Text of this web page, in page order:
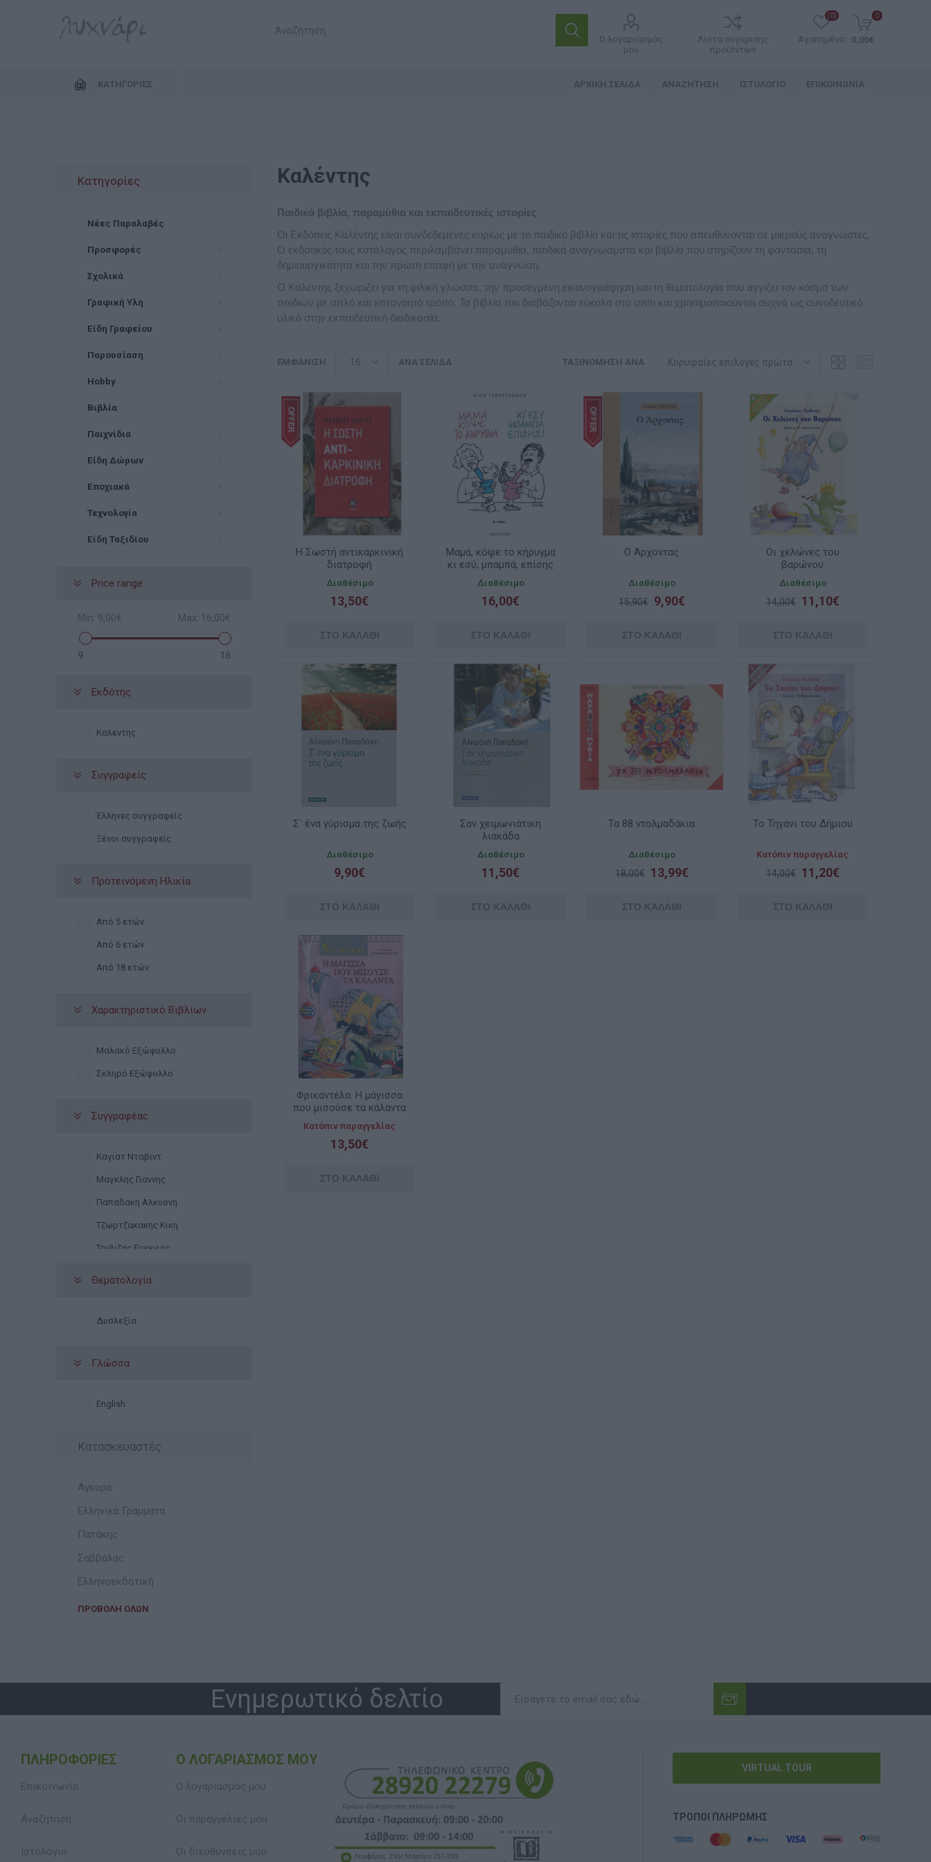
Ο λογαριασμός
μου
Λίστα σύγκρισης
προϊόντων
Αγαπημένα
(0) 0
0,00€
ΚΑΤΗΓΟΡΊΕΣ ΑΡΧΙΚΉ ΣΕΛΊΔΑ ΑΝΑΖΉΤΗΣΗ ΙΣΤΟΛΌΓΙΟ ΕΠΙΚΟΙΝΩΝΊΑ
Καλέντης
Παιδικά βιβλία, παραμύθια και εκπαιδευτικές ιστορίες
Οι Εκδόσεις Καλέντης είναι συνδεδεμένες κυρίως με το παιδικό βιβλίο και τις ιστορίες που απευθύνονται σε μικρούς αναγνώστες.
Ο εκδοτικός τους κατάλογος περιλαμβάνει παραμύθια, παιδικά αναγνώσματα και βιβλία που στηρίζουν τη φαντασία, τη
δημιουργικότητα και την πρώτη επαφή με την ανάγνωση.
Ο Καλέντης ξεχωρίζει για τη φιλική γλώσσα, την προσεγμένη εικονογράφηση και τη θεματολογία που αγγίζει τον κόσμο των
παιδιών με απλό και κατανοητό τρόπο. Τα βιβλία του διαβάζονται εύκολα στο σπίτι και χρησιμοποιούνται συχνά ως συνοδευτικό
υλικό στην εκπαιδευτική διαδικασία.
ΤΑΞΙΝΌΜΗΣΗ ΑΝΆ
ΕΜΦΆΝΙΣΗ ΑΝΆ ΣΕΛΊΔΑ
Η Σωστή αντικαρκινική
διατροφή
Διαθέσιμο
13,50€
Μαμά, κόψε το κήρυγμα
κι εσύ, μπαμπά, επίσης
B΄τόμος
Διαθέσιμο
16,00€
Ο Άρχοντας
Διαθέσιμο
15,90€ 9,90€
Οι χελώνες του
βαρώνου
Διαθέσιμο
14,00€ 11,10€
Σ΄ ένα γύρισμα της ζωής
Διαθέσιμο
9,90€
Σαν χειμωνιάτικη
λιακάδα
Διαθέσιμο
11,50€
Τα 88 ντολμαδάκια
Διαθέσιμο
18,00€ 13,99€
Το Τηγάνι του Δήμιου
Κατόπιν παραγγελίας
14,00€ 11,20€
Φρικαντέλα: H μάγισσα
που μισούσε τα κάλαντα
Κατόπιν παραγγελίας
13,50€
Κατηγορίες
Νέες Παραλαβές
Προσφορές
Σχολικά
Γραφική Υλη
Είδη Γραφείου
Παρουσίαση
Hobby
Βιβλία
Παιχνίδια
Είδη Δώρων
Εποχιακά
Τεχνολογία
Είδη Ταξιδίου
Price range
Min: 9,00€ Max: 16,00€
9 16
Εκδότης
Καλεντης
Συγγραφείς
Έλληνες συγγραφείς
Ξένοι συγγραφείς
Προτεινόμενη Ηλικία
Από 5 ετών
Από 6 ετών
Από 18 ετών
Χαρακτηριστικό Βιβλίων
Μαλακό Εξώφυλλο
Σκληρό Εξώφυλλο
Συγγραφέας
Καγιατ Νταβιντ
Μαγκλης Γιαννης
Παπαδακη Αλκυονη
Τζωρτζακακης Κικη
Τριβιζας Ευγενιος
Θεματολογία
Δυσλεξία
Γλώσσα
English
Κατασκευαστές
Άγκυρα
Ελληνικά Γράμματα
Πατάκης
Σαββάλας
Ελληνοεκδοτική
ΠΡΟΒΟΛΉ ΌΛΩΝ
Ενημερωτικό δελτίο
ΠΛΗΡΟΦΟΡΊΕΣ
Επικοινωνία
Αναζήτηση
Ιστολόγιο
Ο ΛΟΓΑΡΙΑΣΜΌΣ ΜΟΥ
Ο λογαριασμός μου
Οι παραγγελίες μου
Οι διευθύνσεις μου
VIRTUAL TOUR
ΤΡΌΠΟΙ ΠΛΗΡΩΜΉΣ